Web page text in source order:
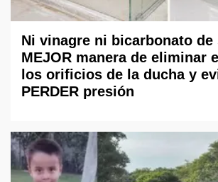
Ni vinagre ni bicarbonato
MEJOR manera de eliminar
los orificios de la ducha y
PERDER presión